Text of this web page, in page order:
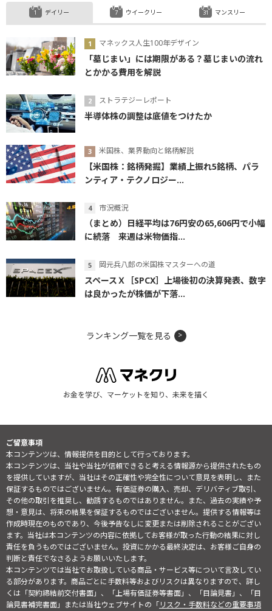
デイリー
マネックス人生100年デザイン
「墓じまい」には期限がある？墓じまいの流れ
とかかる費用を解説
ストラテジーレポート
半導体株の調整は底値をつけたか
米国株、業界動向と銘柄解説
【米国株：銘柄発掘】業績上振れ5銘柄、パラ
ンティア・テクノロジー...
市況概況
（まとめ）日経平均は76円安の65,606円で小幅
に続落 来週は米物価指...
岡元兵八郎の米国株マスターへの道
スペースＸ［SPCX］上場後初の決算発表、数字
は良かったが株価が下落...
ウイークリー マンスリー
ランキング一覧を見る
お金を学び、マーケットを知り、未来を描く
ご留意事項
本コンテンツは、情報提供を目的として行っております。
本コンテンツは、当社や当社が信頼できると考える情報源から提供されたもの
を提供していますが、当社はその正確性や完全性について意見を表明し、また
保証するものではございません。有価証券の購入、売却、デリバティブ取引、
その他の取引を推奨し、勧誘するものではありません。また、過去の実績や予
想・意見は、将来の結果を保証するものではございません。提供する情報等は
作成時現在のものであり、今後予告なしに変更または削除されることがござい
ます。当社は本コンテンツの内容に依拠してお客様が取った行動の結果に対し
責任を負うものではございません。投資にかかる最終決定は、お客様ご自身の
判断と責任でなさるようお願いいたします。
本コンテンツでは当社でお取扱している商品・サービス等について言及してい
る部分があります。商品ごとに手数料等およびリスクは異なりますので、詳し
くは「契約締結前交付書面」、「上場有価証券等書面」、「目論見書」、「目
論見書補完書面」または当社ウェブサイトの「リスク・手数料などの重要事項